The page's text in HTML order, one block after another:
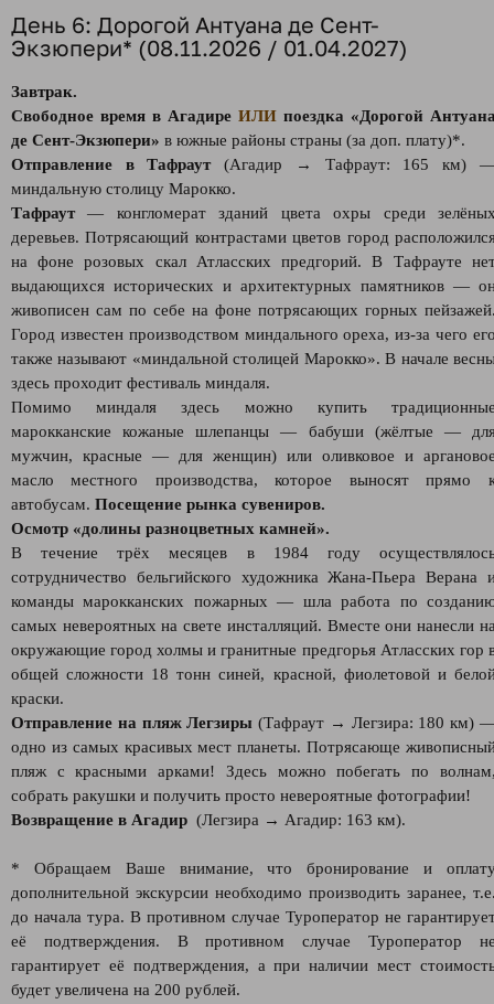
День 6: Дорогой Антуана де Сент-
Экзюпери* (08.11.2026 / 01.04.2027)
Завтрак.
Свободное время в Агадире ИЛИ поездка «Дорогой
де Сент-Экзюпери» в южные районы страны (за доп. плату)*.
Отправление в Тафраут(Агадир → Тафраут: 165 км)
миндальную столицу Марокко.
Тафраут— конгломерат зданий цвета охры среди
деревьев. Потрясающий контрастами цветов город
на фоне розовых скал Атласских предгорий. В Тафрауте
выдающихся исторических и архитектурных памятников —
живописен сам по себе на фоне потрясающих горных
Город известен производством миндального ореха, из-за чего
также называют «миндальной столицей Марокко». В начале
здесь проходит фестиваль миндаля.
Помимо миндаля здесь можно купить
марокканские кожаные шлепанцы — бабуши (жёлтые —
мужчин, красные — для женщин) или оливковое и
масло местного производства, которое выносят прямо
автобусам. Посещение рынка сувениров.
Осмотр «долины разноцветных камней».
В течение трёх месяцев в 1984 году
сотрудничество бельгийского художника Жана-Пьера Верана
команды марокканских пожарных — шла работа по
самых невероятных на свете инсталляций. Вместе они нанесли
окружающие город холмы и гранитные предгорья Атласских гор
общей сложности 18 тонн синей, красной, фиолетовой и
краски.
Отправление на пляж Легзиры (Тафраут → Легзира: 180 км)
одно из самых красивых мест планеты. Потрясающе
пляж с красными арками! Здесь можно побегать по
собрать ракушки и получить просто невероятные фотографии!
Возвращение в Агадир (Легзира → Агадир: 163 км).
* Обращаем Ваше внимание, что бронирование и
дополнительной экскурсии необходимо производить заранее,
до начала тура. В противном случае Туроператор не
её подтверждения. В противном случае Туроператор
гарантирует её подтверждения, а при наличии мест
будет увеличена на 200 рублей.